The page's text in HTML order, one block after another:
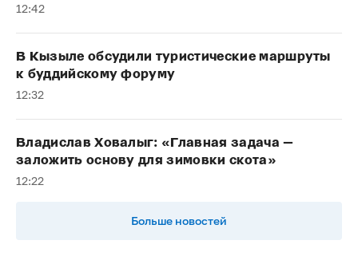
12:42
В Кызыле обсудили туристические маршруты
к буддийскому форуму
12:32
Владислав Ховалыг: «Главная задача —
заложить основу для зимовки скота»
12:22
Больше новостей